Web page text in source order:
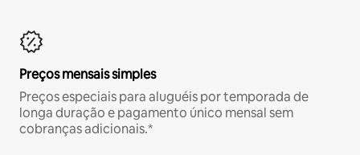
Preços mensais simples
Preços especiais para aluguéis por temporada de
longa duração e pagamento único mensal sem
cobranças adicionais.*